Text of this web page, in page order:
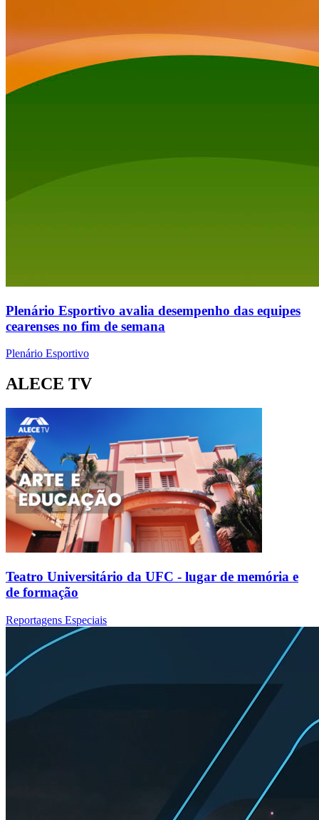
Plenário Esportivo avalia desempenho das equipes
cearenses no fim de semana
Plenário Esportivo
ALECE TV
Teatro Universitário da UFC - lugar de memória e
de formação
Reportagens Especiais